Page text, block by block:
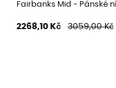
Fairbanks Mid - Pánské
2268,10 Kč 3059,00 Kč